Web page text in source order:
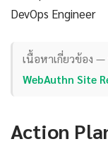
DevOps Engineer
เนื้อหาเกี่ยวข้อง —
WebAuthn Site
Action